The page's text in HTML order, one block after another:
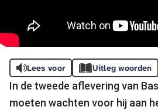
Lees voor Uitleg woorden
In de tweede aflevering van
moeten wachten voor hij aan